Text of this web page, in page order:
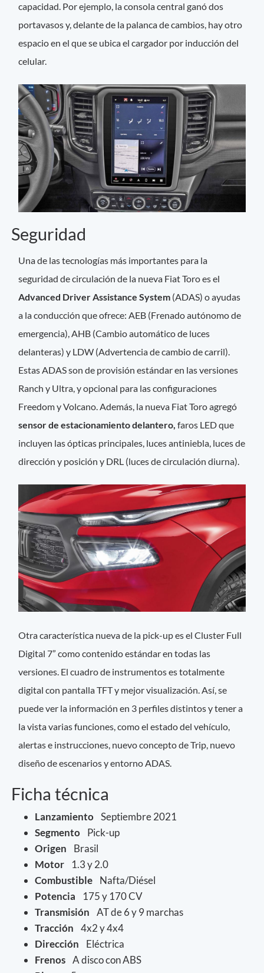
capacidad. Por ejemplo, la consola central ganó dos
portavasos y, delante de la palanca de cambios, hay otro
espacio en el que se ubica el cargador por inducción del
celular.
Seguridad
Una de las tecnologías más importantes para la
seguridad de circulación de la nueva Fiat Toro es el
Advanced Driver Assistance System (ADAS) o ayudas
a la conducción que ofrece: AEB (Frenado autónomo de
emergencia), AHB (Cambio automático de luces
delanteras) y LDW (Advertencia de cambio de carril).
Estas ADAS son de provisión estándar en las versiones
Ranch y Ultra, y opcional para las configuraciones
Freedom y Volcano. Además, la nueva Fiat Toro agregó
sensor de estacionamiento delantero,faros LED que
incluyen las ópticas principales, luces antiniebla, luces de
dirección y posición y DRL (luces de circulación diurna).
Otra característica nueva de la pick-up es el Cluster Full
Digital 7” como contenido estándar en todas las
versiones. El cuadro de instrumentos es totalmente
digital con pantalla TFT y mejor visualización. Así, se
puede ver la información en 3 perfiles distintos y tener a
la vista varias funciones, como el estado del vehículo,
alertas e instrucciones, nuevo concepto de Trip, nuevo
diseño de escenarios y entorno ADAS.
Ficha técnica
Lanzamiento Septiembre 2021
Segmento Pick-up
Origen Brasil
Motor 1.3 y 2.0
Combustible Nafta/Diésel
Potencia 175 y 170 CV
Transmisión AT de 6 y 9 marchas
Tracción 4x2 y 4x4
Dirección Eléctrica
Frenos A disco con ABS